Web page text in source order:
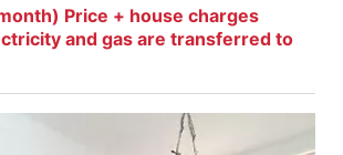
Price + house charges
and gas are transferred to